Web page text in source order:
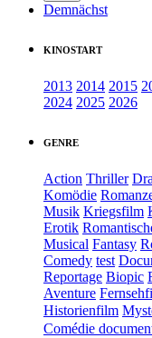
Demnächst
KINOSTART
2013 2014 2015
2024 2025 2026
GENRE
Action Thriller
Komödie
Musik Kriegsfilm
Erotik
Musical Fantasy
Comedy test
Reportage Biopic
Aventure
Historienfilm
Comédie